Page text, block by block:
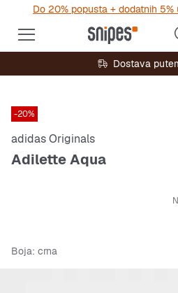
Do 20% popusta + dodatnih
Dostava
-20%
adidas Originals
Adilette Aqua
Boja: crna